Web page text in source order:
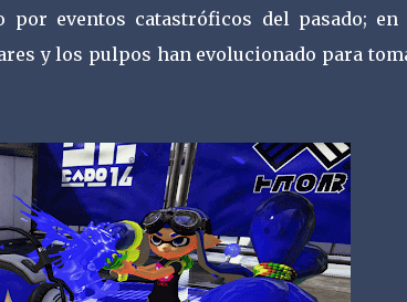
por eventos catastróficos del pasado; en
y los pulpos han evolucionado para